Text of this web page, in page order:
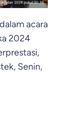
acara
2024
Senin,